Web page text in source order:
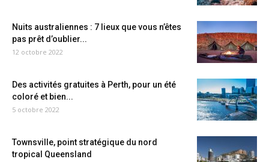
Nuits australiennes : 7 lieux que vous n’êtes
pas prêt d’oublier...
12 octobre 2022
Des activités gratuites à Perth, pour un été
coloré et bien...
5 octobre 2022
Townsville, point stratégique du nord
tropical Queensland